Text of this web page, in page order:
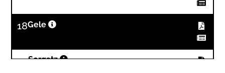
18Gele
24Sorgatz